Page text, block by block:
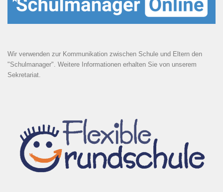
Wir verwenden zur Kommunikation zwischen Schule und Eltern den
"Schulmanager". Weitere Informationen erhalten Sie von unserem
Sekretariat.